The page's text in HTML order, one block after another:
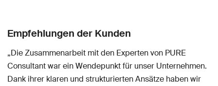
Empfehlungen der Kunden
„Die Zusammenarbeit mit den Experten von PURE
Consultant war ein Wendepunkt für unser Unternehmen.
Dank ihrer klaren und strukturierten Ansätze haben wir